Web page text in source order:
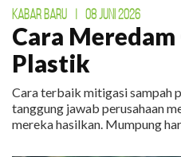
KABAR BARU 08 JUNI 2026
Cara
Plastik
Cara terbaik mitigasi sampah
tanggung jawab perusahaan
mereka hasilkan. Mumpung